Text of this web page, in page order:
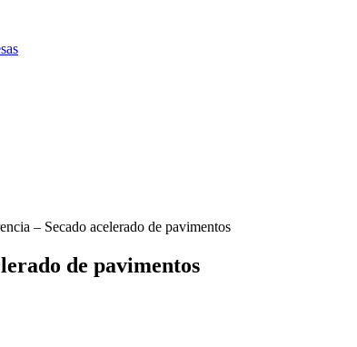
– Secado acelerado de pavimentos
de pavimentos